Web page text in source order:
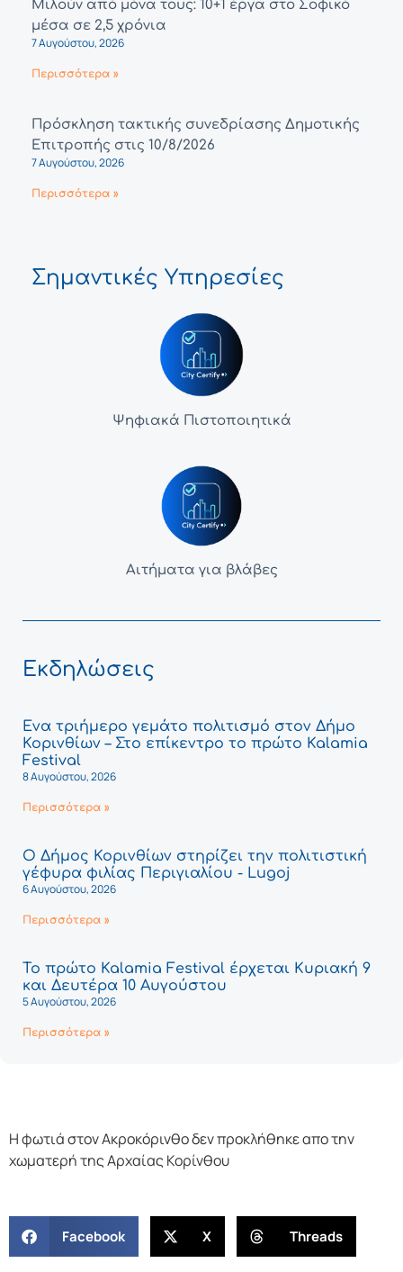
Μιλούν από μόνα τους: 10+1 έργα στο Σοφικό
μέσα σε 2,5 χρόνια
7 Αυγούστου, 2026
Περισσότερα »
Πρόσκληση τακτικής συνεδρίασης Δημοτικής
Επιτροπής στις 10/8/2026
7 Αυγούστου, 2026
Περισσότερα »
Σημαντικές Υπηρεσίες
Ψηφιακά Πιστοποιητικά
Αιτήματα για βλάβες
Εκδηλώσεις
Ένα τριήμερο γεμάτο πολιτισμό στον Δήμο
Κορινθίων – Στο επίκεντρο το πρώτο Kalamia
Festival
8 Αυγούστου, 2026
Περισσότερα »
Ο Δήμος Κορινθίων στηρίζει την πολιτιστική
γέφυρα φιλίας Περιγιαλίου - Lugoj
6 Αυγούστου, 2026
Περισσότερα »
Το πρώτο Kalamia Festival έρχεται Κυριακή 9
και Δευτέρα 10 Αυγούστου
5 Αυγούστου, 2026
Περισσότερα »
H φωτιά στον Ακροκόρινθο δεν προκλήθηκε απο την
χωματερή της Αρχαίας Κορίνθου
Facebook X Threads